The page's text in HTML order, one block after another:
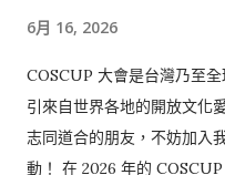
6月 16, 2026
COSCUP 大會是台灣乃至
引來自世界各地的開放文化
志同道合的朋友，不妨加
動！ 在 2026 年的